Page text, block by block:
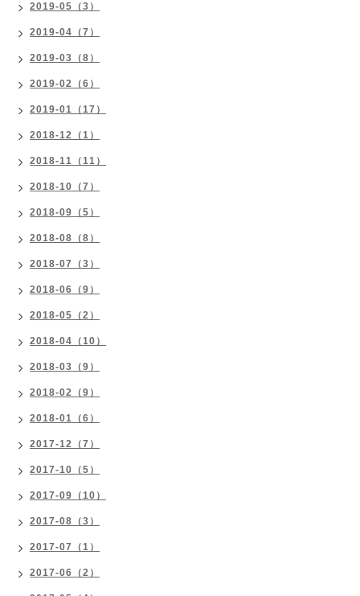
2019-05（3）
2019-04（7）
2019-03（8）
2019-02（6）
2019-01（17）
2018-12（1）
2018-11（11）
2018-10（7）
2018-09（5）
2018-08（8）
2018-07（3）
2018-06（9）
2018-05（2）
2018-04（10）
2018-03（9）
2018-02（9）
2018-01（6）
2017-12（7）
2017-10（5）
2017-09（10）
2017-08（3）
2017-07（1）
2017-06（2）